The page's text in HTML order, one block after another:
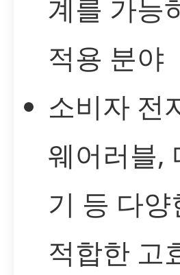
계를 가능
적용 분야
소비자 전
웨어러블,
기 등 다
적합한 고